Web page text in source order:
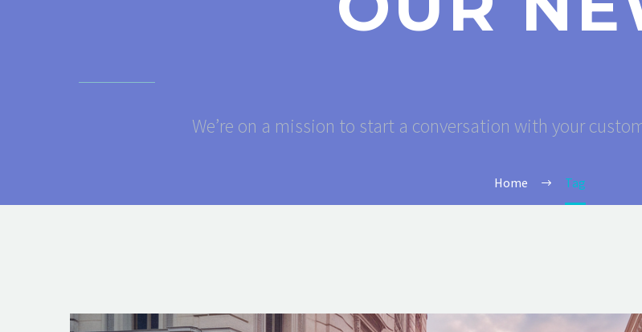
We’re on a mission to start a conversation with your
Home Tag